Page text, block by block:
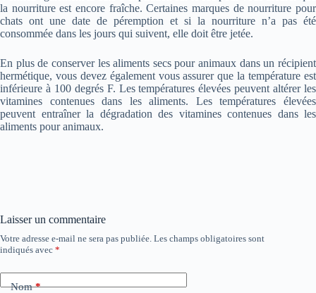
la nourriture est encore fraîche. Certaines marques de nourriture pour
chats ont une date de péremption et si la nourriture n’a pas été
consommée dans les jours qui suivent, elle doit être jetée.
En plus de conserver les aliments secs pour animaux dans un récipient
hermétique, vous devez également vous assurer que la température est
inférieure à 100 degrés F. Les températures élevées peuvent altérer les
vitamines contenues dans les aliments. Les températures élevées
peuvent entraîner la dégradation des vitamines contenues dans les
aliments pour animaux.
Laisser un commentaire
Votre adresse e-mail ne sera pas publiée. Les champs obligatoires sont
indiqués avec *
Nom*